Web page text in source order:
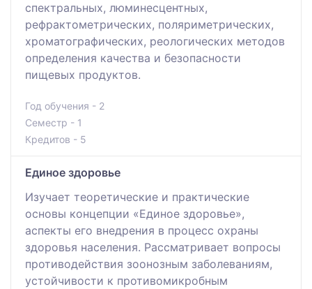
спектральных, люминесцентных,
рефрактометрических, поляриметрических,
хроматографических, реологических методов
определения качества и безопасности
пищевых продуктов.
Год обучения - 2
Семестр - 1
Кредитов - 5
Единое здоровье
Изучает теоретические и практические
основы концепции «Единое здоровье»,
аспекты его внедрения в процесс охраны
здоровья населения. Рассматривает вопросы
противодействия зоонозным заболеваниям,
устойчивости к противомикробным